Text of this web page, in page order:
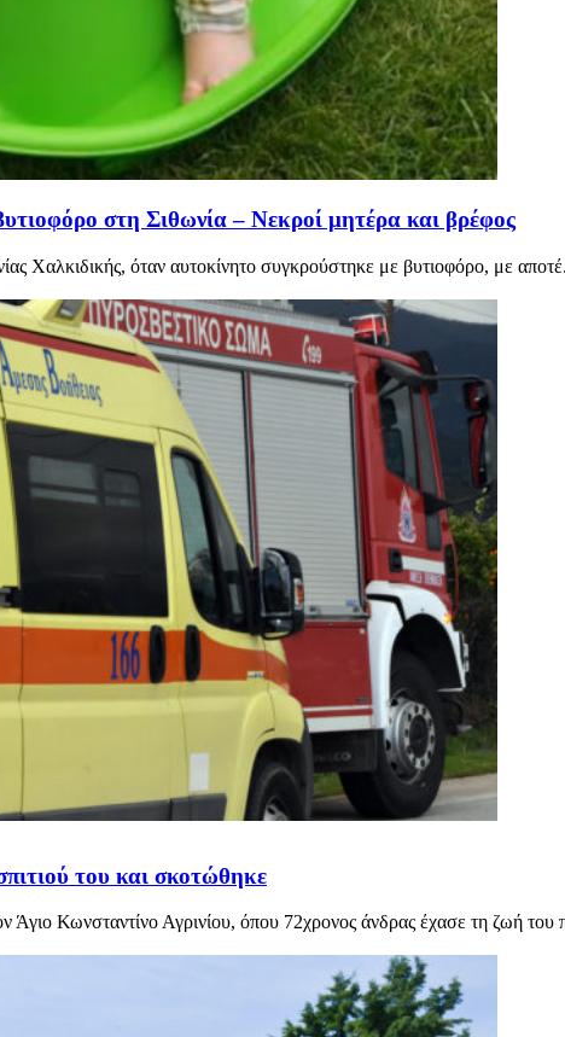
στη Σιθωνία – Νεκροί μητέρα και βρέφος
Χαλκιδικής, όταν αυτοκίνητο συγκρούστηκε με βυτιοφόρο, με
του και σκοτώθηκε
Κωνσταντίνο Αγρινίου, όπου 72χρονος άνδρας έχασε τη ζωή του